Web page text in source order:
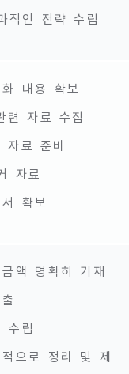
적인 전략 수립
내용 확보
자료 수집
료 준비
자료
확보
액 명확히 기재
수립
으로 정리 및 제